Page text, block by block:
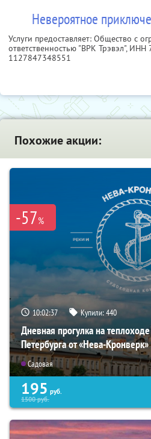
Невероятное
Услуги предоставляет: Общество с
ответственностью "ВРК Трэвэл", ИНН
1127847348551
Похожие акции:
-57%
10:02:35 Купили:440
Дневная прогулка на
Петербурга от «Нева-Кронверк»
Садовая
195 руб.
1500руб.